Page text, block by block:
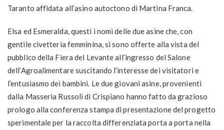
Taranto affidata all’asino autoctono di Martina Franca.
Elsa ed Esmeralda, questi i nomi delle due asine che, con
gentile civetteria femminina, si sono offerte alla vista del
pubblico della Fiera del Levante all’ingresso del Salone
dell’Agroalimentare suscitando l’interesse dei visitatori e
l’entusiasmo dei bambini. Le due giovani asine, provenienti
dalla Masseria Russoli di Crispiano hanno fatto da grazioso
prologo alla conferenza stampa di presentazione del progetto
sperimentale per la raccolta differenziata porta a porta nella